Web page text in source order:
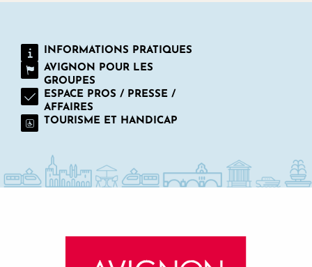
INFORMATIONS PRATIQUES
AVIGNON POUR LES
GROUPES
ESPACE PROS / PRESSE /
AFFAIRES
TOURISME ET HANDICAP